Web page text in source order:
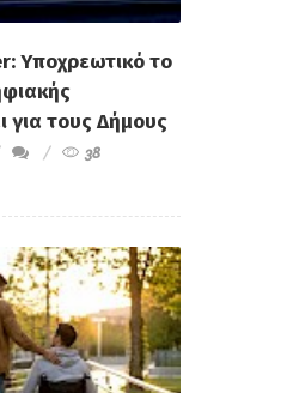
Υποχρεωτικό το
για τους Δήμους
38